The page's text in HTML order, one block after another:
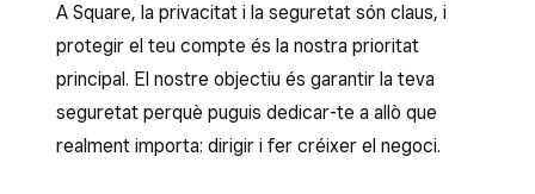
A Square, la privacitat i la seguretat són claus, i
protegir el teu compte és la nostra prioritat
principal. El nostre objectiu és garantir la teva
seguretat perquè puguis dedicar-te a allò que
realment importa: dirigir i fer créixer el negoci.